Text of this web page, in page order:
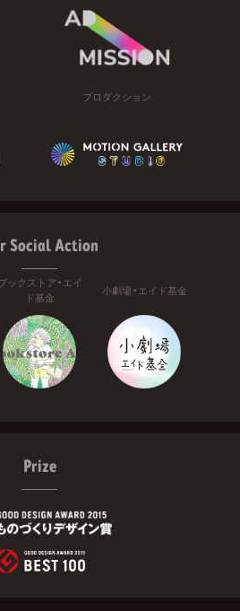
プロダクション
Social Action
ックストア・エイ
ド基金
小劇場・エイド基金
Prize